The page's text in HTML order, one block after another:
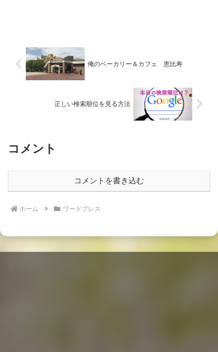
俺のベーカリー＆カフェ 恵比寿
正しい検索順位を見る方法
コメント
コメントを書き込む
ホーム ワードプレス